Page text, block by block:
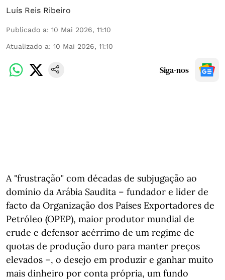
Luís Reis Ribeiro
Publicado a: 10 Mai 2026, 11:10
Atualizado a: 10 Mai 2026, 11:10
Siga-nos
A "frustração" com décadas de subjugação ao
domínio da Arábia Saudita – fundador e líder de
facto da Organização dos Países Exportadores de
Petróleo (OPEP), maior produtor mundial de
crude e defensor acérrimo de um regime de
quotas de produção duro para manter preços
elevados –, o desejo em produzir e ganhar muito
mais dinheiro por conta própria, um fundo